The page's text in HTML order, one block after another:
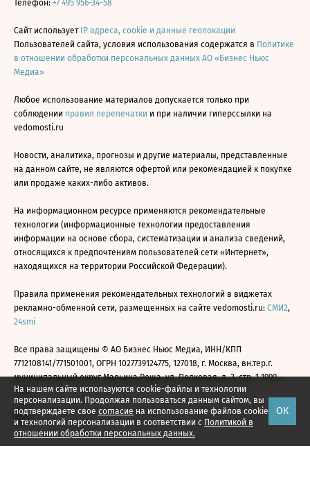
На нашем сайте используются cookie-файлы и технологии
персонализации. Продолжая пользоваться данным сайтом, вы
подтверждаете свое согласие на использование файлов cookie
и технологий персонализации в соответствии с Политикой в
отношении обработки персональных данных.
ОК
Телефон: +7 495 956-34-58
Сайт использует IP адреса, cookie и данные геолокации
Пользователей сайта, условия использования содержатся в Политике
в отношении обработки персональных данных АО «Бизнес Ньюс
Медиа»
Любое использование материалов допускается только при
соблюдении правил перепечатки и при наличии гиперссылки на
vedomosti.ru
Новости, аналитика, прогнозы и другие материалы, представленные
на данном сайте, не являются офертой или рекомендацией к покупке
или продаже каких-либо активов.
На информационном ресурсе применяются рекомендательные
технологии (информационные технологии предоставления
информации на основе сбора, систематизации и анализа сведений,
относящихся к предпочтениям пользователей сети «Интернет»,
находящихся на территории Российской Федерации).
Правила применения рекомендательных технологий в виджетах
рекламно-обменной сети, размещенных на сайте vedomosti.ru: СМИ2,
24smi
Все права защищены © АО Бизнес Ньюс Медиа, ИНН/КПП
7712108141/771501001, ОГРН 1027739124775, 127018, г. Москва, вн.тер.г.
муниципальный округ Марьина Роща, ул. Полковая, д. 3, стр. 1 1999—
2026